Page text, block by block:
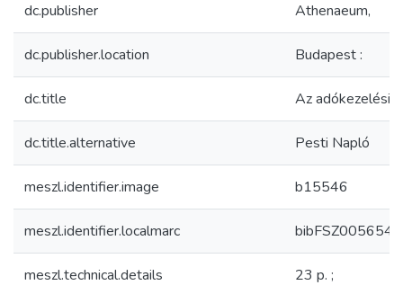
dc.publisher Athenaeum,
dc.publisher.location Budapest :
dc.title Az adókezelési
dc.title.alternative Pesti Napló
meszl.identifier.image b15546
meszl.identifier.localmarc
meszl.technical.details 23 p. ;